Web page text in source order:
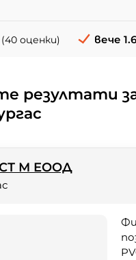
оценки) вече
резултати
М ЕООД